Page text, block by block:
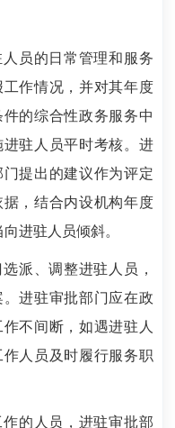
员的日常管理和服务
作情况，并对其年度
的综合性政务服务中
驻人员平时考核。进
提出的建议作为评定
，结合内设机构年度
进驻人员倾斜。
派、调整进驻人员，
进驻审批部门应在政
不间断，如遇进驻人
人员及时履行服务职
的人员，进驻审批部